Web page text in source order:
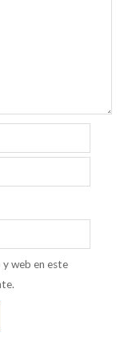
web en este